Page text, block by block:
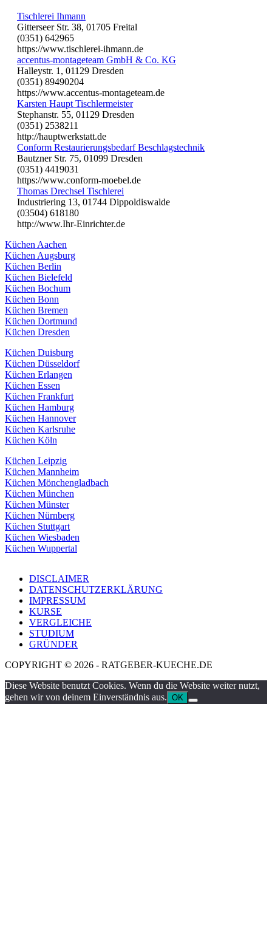
Tischlerei Ihmann
Gitterseer Str. 38, 01705 Freital
(0351) 642965
https://www.tischlerei-ihmann.de
accentus-montageteam GmbH & Co. KG
Halleystr. 1, 01129 Dresden
(0351) 89490204
https://www.accentus-montageteam.de
Karsten Haupt Tischlermeister
Stephanstr. 55, 01129 Dresden
(0351) 2538211
http://hauptwerkstatt.de
Conform Restaurierungsbedarf Beschlagstechnik
Bautzner Str. 75, 01099 Dresden
(0351) 4419031
https://www.conform-moebel.de
Thomas Drechsel Tischlerei
Industriering 13, 01744 Dippoldiswalde
(03504) 618180
http://www.Ihr-Einrichter.de
Küchen Aachen
Küchen Augsburg
Küchen Berlin
Küchen Bielefeld
Küchen Bochum
Küchen Bonn
Küchen Bremen
Küchen Dortmund
Küchen Dresden
Küchen Duisburg
Küchen Düsseldorf
Küchen Erlangen
Küchen Essen
Küchen Frankfurt
Küchen Hamburg
Küchen Hannover
Küchen Karlsruhe
Küchen Köln
Küchen Leipzig
Küchen Mannheim
Küchen Mönchengladbach
Küchen München
Küchen Münster
Küchen Nürnberg
Küchen Stuttgart
Küchen Wiesbaden
Küchen Wuppertal
DISCLAIMER
DATENSCHUTZERKLÄRUNG
IMPRESSUM
KURSE
VERGLEICHE
STUDIUM
GRÜNDER
COPYRIGHT © 2026 - RATGEBER-KUECHE.DE
Diese Website benutzt Cookies. Wenn du die Website weiter nutzt,
gehen wir von deinem Einverständnis aus. OK